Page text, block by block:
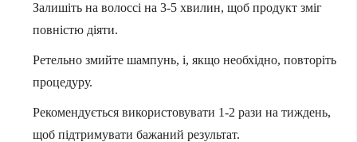
Залишіть на волоссі на 3-5 хвилин, щоб продукт зміг
повністю діяти.
Ретельно змийте шампунь, і, якщо необхідно, повторіть
процедуру.
Рекомендується використовувати 1-2 рази на тиждень,
щоб підтримувати бажаний результат.